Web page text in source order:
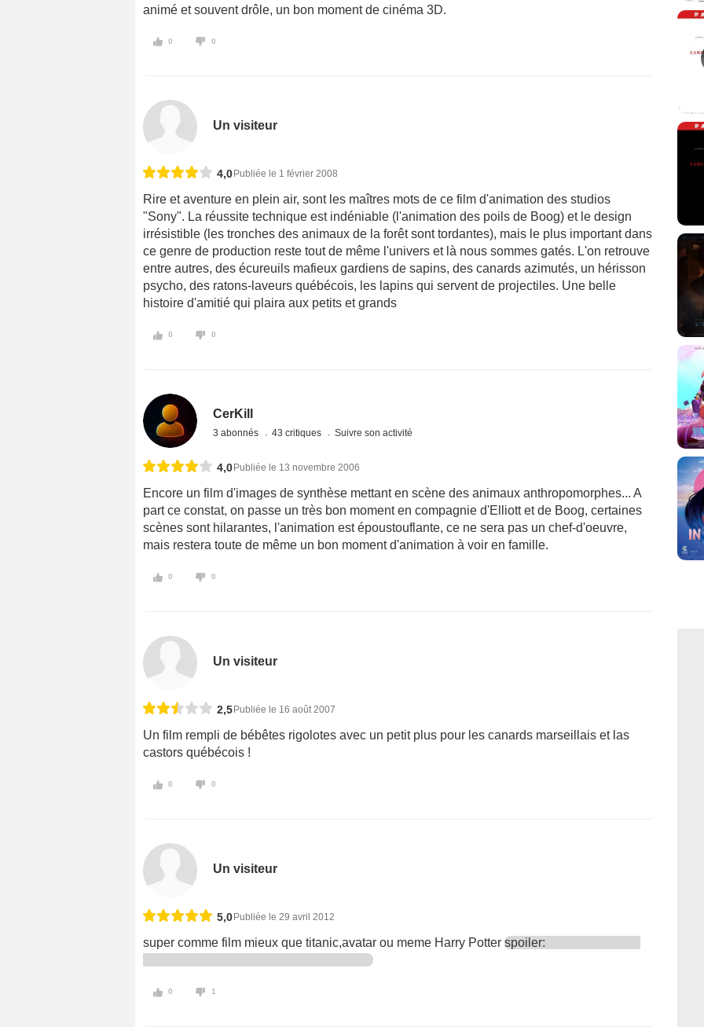
animé et souvent drôle, un bon moment de cinéma 3D.
0 0
Un visiteur
4,0 Publiée le 1 février 2008
Rire et aventure en plein air, sont les maîtres mots de ce film d'animation des studios
"Sony". La réussite technique est indéniable (l'animation des poils de Boog) et le design
irrésistible (les tronches des animaux de la forêt sont tordantes), mais le plus important dans
ce genre de production reste tout de même l'univers et là nous sommes gatés. L'on retrouve
entre autres, des écureuils mafieux gardiens de sapins, des canards azimutés, un hérisson
psycho, des ratons-laveurs québécois, les lapins qui servent de projectiles. Une belle
histoire d'amitié qui plaira aux petits et grands
0 0
CerKill
3 abonnés 43 critiques Suivre son activité
4,0 Publiée le 13 novembre 2006
Encore un film d'images de synthèse mettant en scène des animaux anthropomorphes... A
part ce constat, on passe un très bon moment en compagnie d'Elliott et de Boog, certaines
scènes sont hilarantes, l'animation est époustouflante, ce ne sera pas un chef-d'oeuvre,
mais restera toute de même un bon moment d'animation à voir en famille.
0 0
Un visiteur
2,5 Publiée le 16 août 2007
Un film rempli de bébêtes rigolotes avec un petit plus pour les canards marseillais et las
castors québécois !
0 0
Un visiteur
5,0 Publiée le 29 avril 2012
super comme film mieux que titanic,avatar ou meme Harry Potter spoiler:
0 1